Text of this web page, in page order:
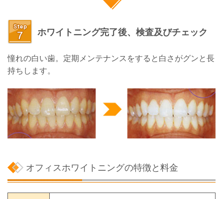
ホワイトニング完了後、検査及びチェック
憧れの白い歯。定期メンテナンスをすると白さがグンと長
持ちします。
オフィスホワイトニングの特徴と料金